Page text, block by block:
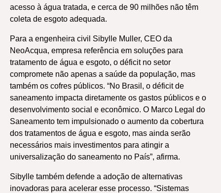
acesso à água tratada, e cerca de 90 milhões não têm
coleta de esgoto adequada.
Para a engenheira civil Sibylle Muller, CEO da
NeoAcqua, empresa referência em soluções para
tratamento de água e esgoto, o déficit no setor
compromete não apenas a saúde da população, mas
também os cofres públicos. “No Brasil, o déficit de
saneamento impacta diretamente os gastos públicos e o
desenvolvimento social e econômico. O Marco Legal do
Saneamento tem impulsionado o aumento da cobertura
dos tratamentos de água e esgoto, mas ainda serão
necessários mais investimentos para atingir a
universalização do saneamento no País”, afirma.
Sibylle também defende a adoção de alternativas
inovadoras para acelerar esse processo. “Sistemas